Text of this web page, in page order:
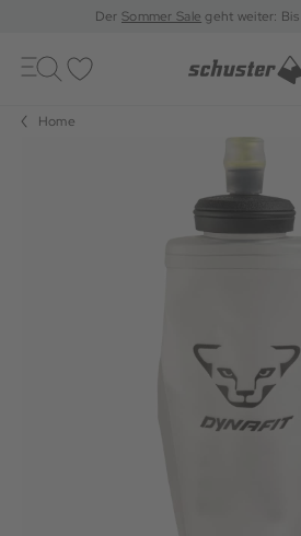
DerSommer Sale geht weiter:
Toggle
navigation
Home